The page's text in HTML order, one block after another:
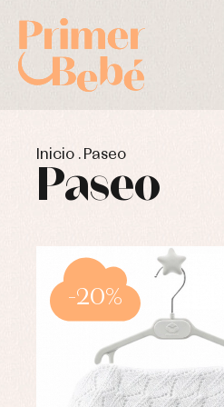
Inicio . Paseo
Paseo
-20%